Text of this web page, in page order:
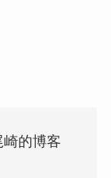
的博客